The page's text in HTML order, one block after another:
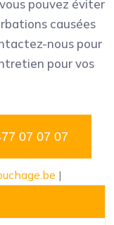
pouvez éviter
causées
nous pour
pour vos
07 07 07
|